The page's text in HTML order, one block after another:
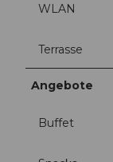
WLAN
Terrasse
Angebote
Buffet